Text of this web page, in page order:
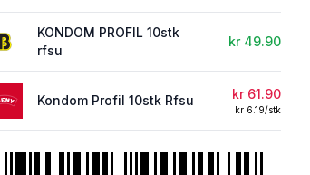
KONDOM PROFIL 10stk
rfsu
kr 49.90
Kondom Profil 10stk Rfsu kr 61.90
kr 6.19/stk